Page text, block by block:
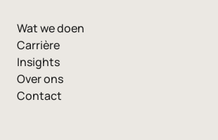
Wat we doen
Carrière
Insights
Over ons
Contact